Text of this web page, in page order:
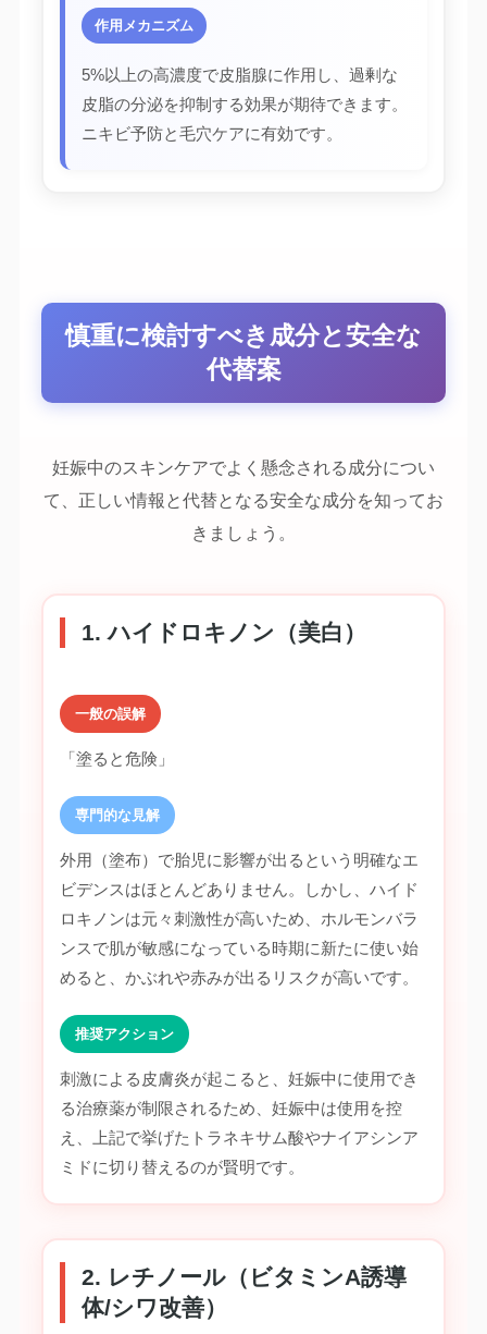
作用メカニズム
5%以上の高濃度で皮脂腺に作用し、過剰な
皮脂の分泌を抑制する効果が期待できます。
ニキビ予防と毛穴ケアに有効です。
慎重に検討すべき成分と安全な
代替案
妊娠中のスキンケアでよく懸念される成分につい
て、正しい情報と代替となる安全な成分を知ってお
きましょう。
1. ハイドロキノン（美白）
一般の誤解
「塗ると危険」
専門的な見解
外用（塗布）で胎児に影響が出るという明確なエ
ビデンスはほとんどありません。しかし、ハイド
ロキノンは元々刺激性が高いため、ホルモンバラ
ンスで肌が敏感になっている時期に新たに使い始
めると、かぶれや赤みが出るリスクが高いです。
推奨アクション
刺激による皮膚炎が起こると、妊娠中に使用でき
る治療薬が制限されるため、妊娠中は使用を控
え、上記で挙げたトラネキサム酸やナイアシンア
ミドに切り替えるのが賢明です。
2. レチノール（ビタミンA誘導
体/シワ改善）